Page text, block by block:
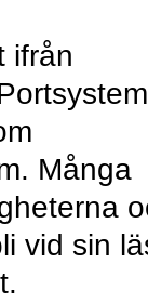
ifrån
Många
vid sin